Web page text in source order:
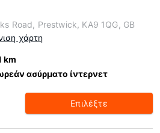
Road, Prestwick, KA9 1QG, GB
χάρτη
km
ασύρματο ίντερνετ
Επιλέξτε